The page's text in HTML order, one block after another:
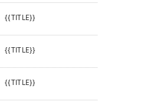
{{TITLE}}
{{TITLE}}
{{TITLE}}